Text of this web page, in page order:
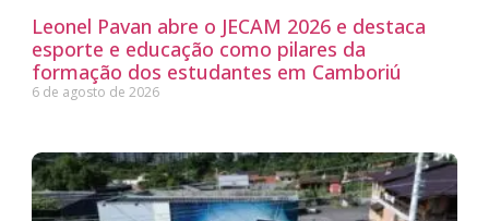
Leonel Pavan abre o JECAM 2026 e destaca
esporte e educação como pilares da
formação dos estudantes em Camboriú
6 de agosto de 2026